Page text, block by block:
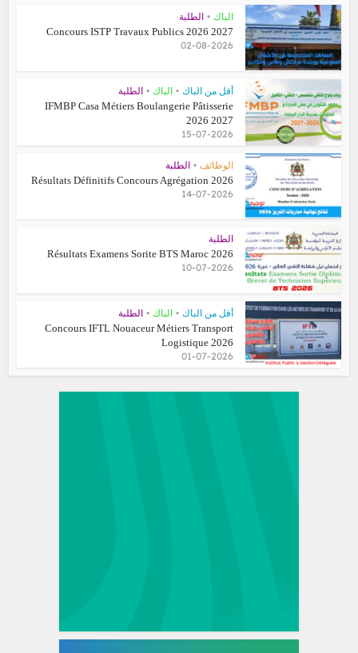
الباك • الطلبة
Concours ISTP Travaux Publics 2026 2027
02-08-2026
أقل من الباك • الباك • الطلبة
IFMBP Casa Métiers Boulangerie Pâtisserie
2026 2027
15-07-2026
الوظائف • الطلبة
Résultats Définitifs Concours Agrégation 2026
14-07-2026
الطلبة
Résultats Examens Sorite BTS Maroc 2026
10-07-2026
أقل من الباك • الباك • الطلبة
Concours IFTL Nouaceur Métiers Transport
Logistique 2026
01-07-2026